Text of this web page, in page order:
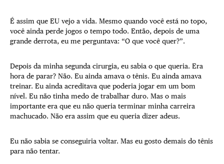
É assim que EU vejo a vida. Mesmo quando você está no topo,
você ainda perde jogos o tempo todo. Então, depois de uma
grande derrota, eu me perguntava: “O que você quer?”.
Depois da minha segunda cirurgia, eu sabia o que queria. Era
hora de parar? Não. Eu ainda amava o tênis. Eu ainda amava
treinar. Eu ainda acreditava que poderia jogar em um bom
nível. Eu não tinha medo de trabalhar duro. Mas o mais
importante era que eu não queria terminar minha carreira
machucado. Não era assim que eu queria dizer adeus.
Eu não sabia se conseguiria voltar. Mas eu gosto demais do tênis
para não tentar.